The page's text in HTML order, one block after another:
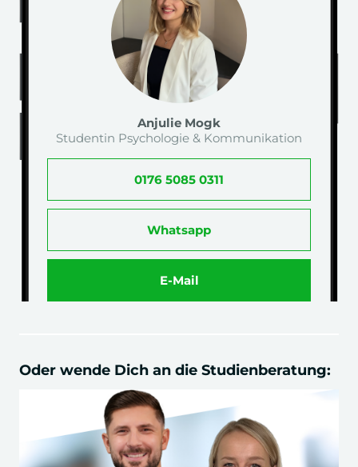
Anjulie Mogk
Studentin Psychologie & Kommunikation
0176 5085 0311
Whatsapp
E-Mail
Oder wende Dich an die Studienberatung: